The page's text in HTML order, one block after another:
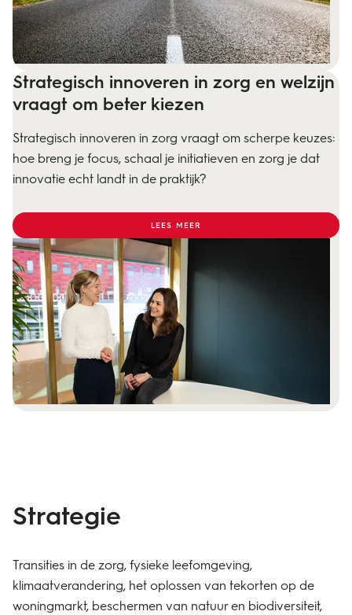
Strategisch innoveren in zorg en welzijn
vraagt om beter kiezen
Strategisch innoveren in zorg vraagt om scherpe keuzes:
hoe breng je focus, schaal je initiatieven en zorg je dat
innovatie echt landt in de praktijk?
LEES MEER
Strategie
Transities in de zorg, fysieke leefomgeving,
klimaatverandering, het oplossen van tekorten op de
woningmarkt, beschermen van natuur en biodiversiteit,